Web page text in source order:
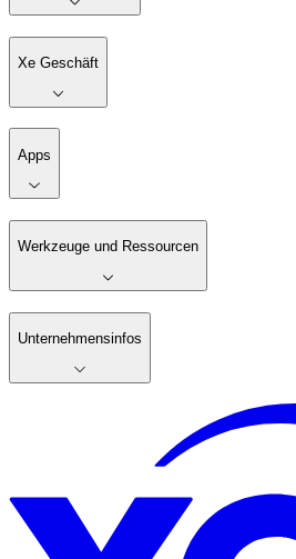
Xe Geschäft
Apps
Werkzeuge und Ressourcen
Unternehmensinfos